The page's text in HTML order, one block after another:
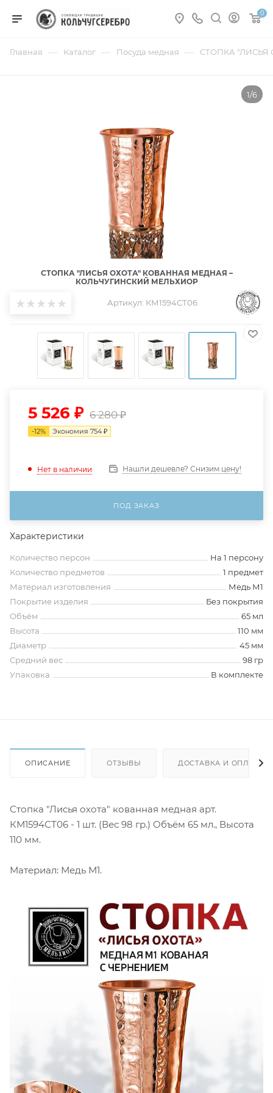
0
Главная — Каталог — Посуда медная — СТОПКА
1/6
СТОПКА "ЛИСЬЯ ОХОТА" КОВАННАЯ МЕДНАЯ –
КОЛЬЧУГИНСКИЙ МЕЛЬХИОР
Артикул: КМ1594СТ06
5 526 ₽ 6 280₽
-12% Экономия 754 ₽
Нет в наличии Нашли дешевле? Снизим цену!
ПОД ЗАКАЗ
Характеристики
Количество персон
На 1 персону
Количество предметов
1 предмет
Материал изготовления
Медь М1
Покрытие изделия
Без покрытия
Объём
65 мл
Высота
110 мм
Диаметр
45 мм
Средний вес
98 гр
Упаковка
В комплекте
ОПИСАНИЕ ОТЗЫВЫ ДОСТАВКА И ОПЛАТА
Стопка "Лисья охота" кованная медная арт.
КМ1594СТ06 - 1 шт. (Вес 98 гр.) Объём 65 мл., Высота
110 мм.
Материал: Медь М1.